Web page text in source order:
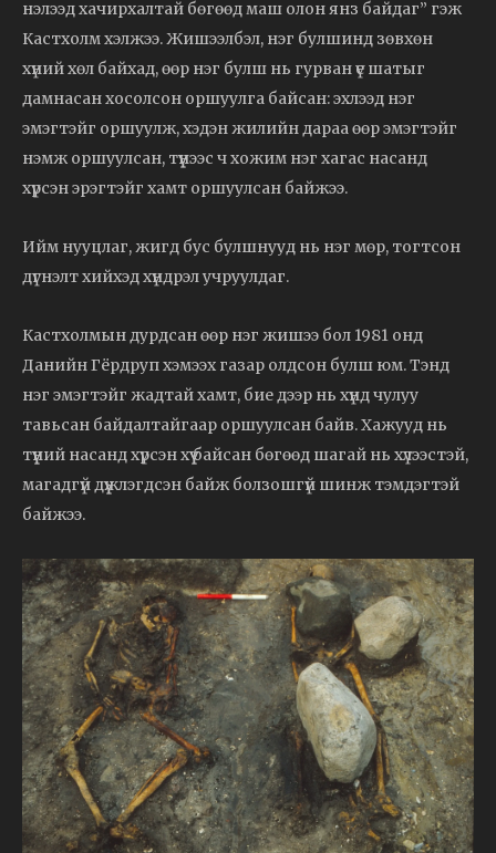
нэлээд хачирхалтай бөгөөд маш олон янз байдаг” гэж
Кастхолм хэлжээ. Жишээлбэл, нэг булшинд зөвхөн
хүний хөл байхад, өөр нэг булш нь гурван үе шатыг
дамнасан хосолсон оршуулга байсан: эхлээд нэг
эмэгтэйг оршуулж, хэдэн жилийн дараа өөр эмэгтэйг
нэмж оршуулсан, түүнээс ч хожим нэг хагас насанд
хүрсэн эрэгтэйг хамт оршуулсан байжээ.
Ийм нууцлаг, жигд бус булшнууд нь нэг мөр, тогтсон
дүгнэлт хийхэд хүндрэл учруулдаг.
Кастхолмын дурдсан өөр нэг жишээ бол 1981 онд
Данийн Гёрдруп хэмээх газар олдсон булш юм. Тэнд
нэг эмэгтэйг жадтай хамт, бие дээр нь хүнд чулуу
тавьсан байдалтайгаар оршуулсан байв. Хажууд нь
түүний насанд хүрсэн хүү байсан бөгөөд шагай нь хүлээстэй,
магадгүй дүүжлэгдсэн байж болзошгүй шинж тэмдэгтэй
байжээ.